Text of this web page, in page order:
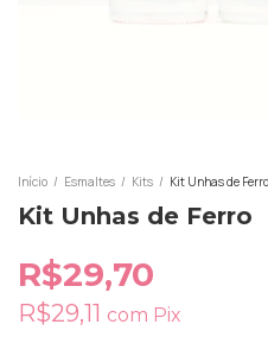
Início / Esmaltes / Kits / Kit Unhas de Ferro
Kit Unhas de Ferro
R$29,70
R$29,11 com Pix